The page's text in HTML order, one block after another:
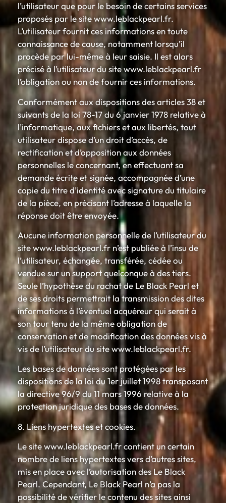
l’utilisateur que pour le besoin de certains services
proposés par le site www.leblackpearl.fr.
L’utilisateur fournit ces informations en toute
connaissance de cause, notamment lorsqu’il
procède par lui-même à leur saisie. Il est alors
précisé à l’utilisateur du site www.leblackpearl.fr
l’obligation ou non de fournir ces informations.
Conformément aux dispositions des articles 38 et
suivants de la loi 78-17 du 6 janvier 1978 relative à
l’informatique, aux fichiers et aux libertés, tout
utilisateur dispose d’un droit d’accès, de
rectification et d’opposition aux données
personnelles le concernant, en effectuant sa
demande écrite et signée, accompagnée d’une
copie du titre d’identité avec signature du titulaire
de la pièce, en précisant l’adresse à laquelle la
réponse doit être envoyée.
Aucune information personnelle de l’utilisateur du
site www.leblackpearl.fr n’est publiée à l’insu de
l’utilisateur, échangée, transférée, cédée ou
vendue sur un support quelconque à des tiers.
Seule l’hypothèse du rachat de Le Black Pearl et
de ses droits permettrait la transmission des dites
informations à l’éventuel acquéreur qui serait à
son tour tenu de la même obligation de
conservation et de modification des données vis à
vis de l’utilisateur du site www.leblackpearl.fr.
Les bases de données sont protégées par les
dispositions de la loi du 1er juillet 1998 transposant
la directive 96/9 du 11 mars 1996 relative à la
protection juridique des bases de données.
8. Liens hypertextes et cookies.
Le site www.leblackpearl.fr contient un certain
nombre de liens hypertextes vers d’autres sites,
mis en place avec l’autorisation des Le Black
Pearl. Cependant, Le Black Pearl n’a pas la
possibilité de vérifier le contenu des sites ainsi